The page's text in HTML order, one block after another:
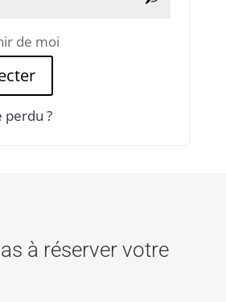
de moi
perdu ?
à réserver votre